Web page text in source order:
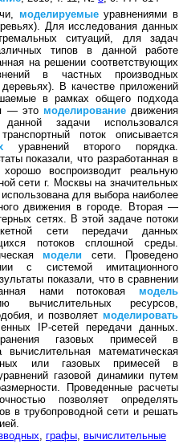
моделируемыеуравнениями в
Для исследования данных
ситуаций, для задач
типов в данной работе
на решении соответствующих
в частных производных
В качестве приложений
в рамках общего подхода
— это моделированиедвижения
задачи использовался
поток описывается
уравнений второго порядка.
показали, что разработанная в
хорошо воспроизводит реальную
сети г. Москвы на значительных
для выбора наиболее
движения в городе. Вторая —
сетях. В этой задаче потоки
сети передачи данных
потоков сплошной среды.
модели сети. Проведено
с системой имитационного
показали, что в сравнении
нами потоковая модель
вычислительных ресурсов,
и позволяет моделировать
IP-сетей передачи данных.
газовых примесей в
математическая
или газовых примесей в
газовой динамики путем
Проведенные расчеты
позволяет определять
в трубопроводной сети и решать
графы вычислительные